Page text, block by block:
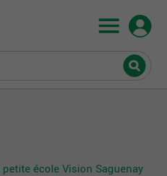
école Vision Saguenay